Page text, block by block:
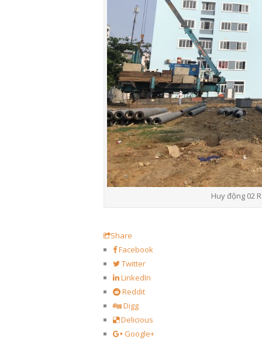
Huy động 02
Share
Facebook
Twitter
LinkedIn
Reddit
Digg
Delicious
Google+